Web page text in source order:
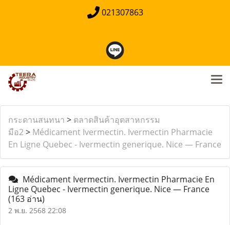
021307863
กระดานสนทนา > ตลาดสินค้าอุตสาหกรรม
มือ2> Médicament Ivermectin. Ivermectin Pharmacie
En Ligne Quebec - Ivermectin generique. Nice — France
Médicament Ivermectin. Ivermectin Pharmacie En
Ligne Quebec - Ivermectin generique. Nice — France
(163 อ่าน)
2 พ.ย. 2568 22:08